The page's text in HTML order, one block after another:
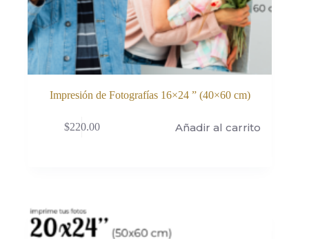
Impresión de Fotografías 16×24 ” (40×60 cm)
$220.00 Añadir al carrito